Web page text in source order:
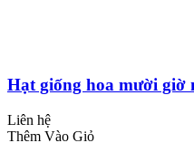
Hạt giống hoa mười giờ
Liên hệ
Thêm Vào Giỏ